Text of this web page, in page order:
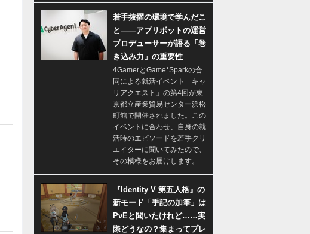
若手抜擢の環境で学んだこ
と――アプリボットの運営
プロデューサーが語る「巻
き込み力」の重要性
4GamerとGame*Sparkの合
同による就活イベント「キャ
リアクエスト」の第4回が東
京都立産業貿易センター浜松
町館で開催されました。この
イベントに合わせ、自身の就
活時のエピソードを若手クリ
エイターに聞いてみたので、
その模様をお届けします。
『Identity V 第五人格』の
新モード「手記の加筆」は
PvEと聞いたけれど……実
際どうなの？集まってプレ